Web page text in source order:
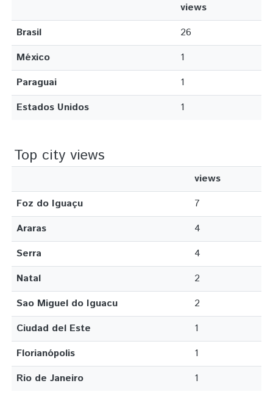
views
Brasil
26
México
1
Paraguai
1
Estados Unidos
1
Top city views
views
Foz do Iguaçu
7
Araras
4
Serra
4
Natal
2
Sao Miguel do Iguacu
2
Ciudad del Este
1
Florianópolis
1
Rio de Janeiro
1